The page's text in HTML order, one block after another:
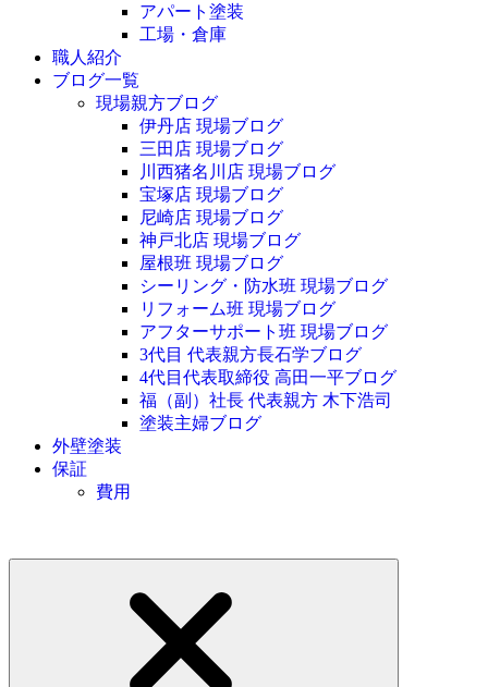
アパート塗装
工場・倉庫
職人紹介
ブログ一覧
現場親方ブログ
伊丹店 現場ブログ
三田店 現場ブログ
川西猪名川店 現場ブログ
宝塚店 現場ブログ
尼崎店 現場ブログ
神戸北店 現場ブログ
屋根班 現場ブログ
シーリング・防水班 現場ブログ
リフォーム班 現場ブログ
アフターサポート班 現場ブログ
3代目 代表親方長石学ブログ
4代目代表取締役 高田一平ブログ
福（副）社長 代表親方 木下浩司
塗装主婦ブログ
外壁塗装
保証
費用